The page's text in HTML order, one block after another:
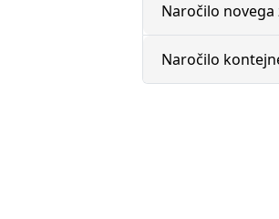
Naročilo novega
Naročilo